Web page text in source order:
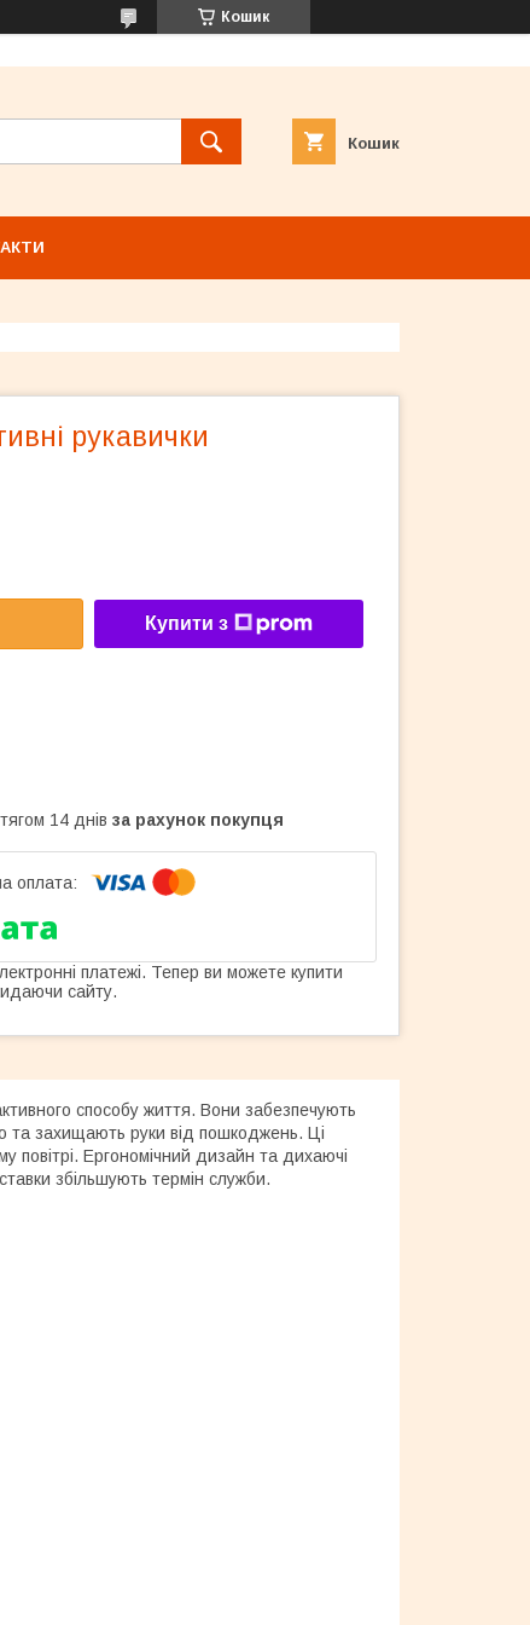
Кошик
Кошик
рукавички
Купити з
14 днів за рахунок покупця
платежі. Тепер ви можете купити
сайту.
способу життя. Вони забезпечують
та захищають руки від пошкоджень. Ці
повітрі. Ергономічний дизайн та дихаючі
збільшують термін служби.